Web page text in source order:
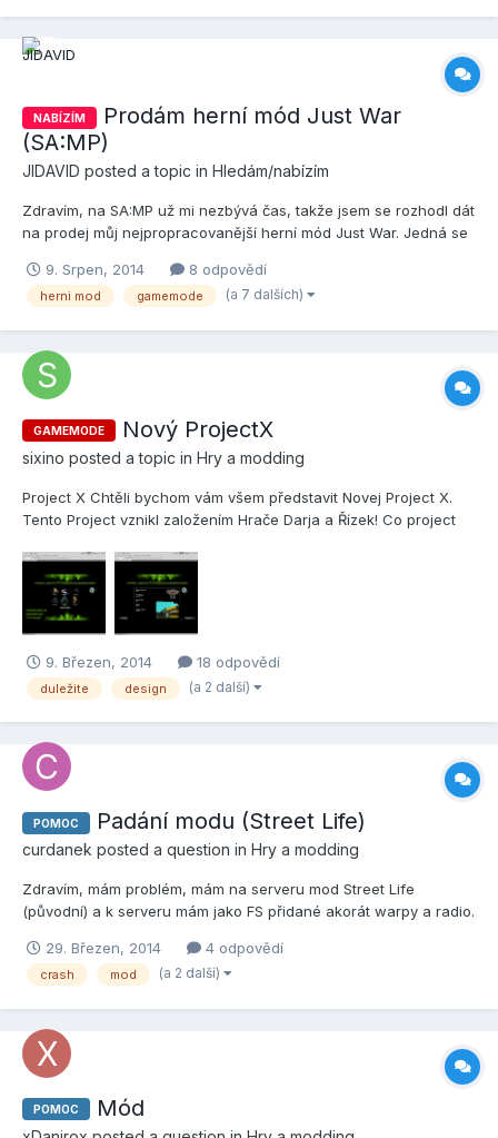
NABÍZÍM
Prodám herní mód Just War
(SA:MP)
JIDAVID posted a topic in Hledám/nabízím
Zdravím, na SA:MP už mi nezbývá čas, takže jsem se rozhodl dát
na prodej můj nejpropracovanější herní mód Just War. Jedná se
Podrobné info o módu si můžete přečíst zde:
http://pawno.cz/topic/44630-tdm-just-war/ Cena: 800Kč (.amx)
9. Srpen, 2014 8 odpovědí
herni mod gamemode (a 7 dalších)
GAMEMODE Nový ProjectX
sixino posted a topic in Hry a modding
Project X Chtěli bychom vám všem představit Novej Project X.
Tento Project vznikl založením Hrače Darja a Řízek! Co project
1.6 -Travian -Trackmania Nations Forever -Call of duty 2
Rozhodně to neni vše budem pokračovat...
9. Březen, 2014 18 odpovědí
duležite design (a 2 další)
POMOC Padání modu (Street Life)
curdanek posted a question in Hry a modding
Zdravím, mám problém, mám na serveru mod Street Life
(původní) a k serveru mám jako FS přidané akorát warpy a radio.
mod, který se potom dá nahodit buď restartem nebo přes /rcon
gmx. Nedá se nějak vyvarovat pádům ? Jakkoli ? Díky za všech...
29. Březen, 2014 4 odpovědí
crash mod (a 2 další)
POMOC Mód